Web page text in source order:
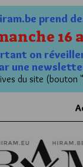
prend
16
on
une
du site